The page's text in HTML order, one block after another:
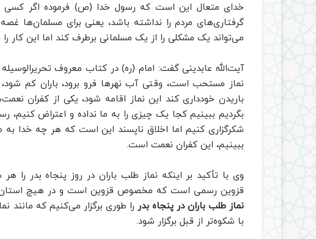
خدای متعال این است که رسول خدا (ص) فرموده اگر
گرفتاری‌های مردم را نداشته باشد، یعنی برای مسلمان‌ها غصه
می‌تواند یک مشکلی را از یک مسلمانی برطرف کند اما این کار
آیت‌الله عابدینی گفت: امام (ره) در کتاب معروف تحریرالوسیله
نماز مستحب است، وقتی آب نهرها فرو برود، باران کم
باریدن خودداری کند این نماز اقامه شود، یکی از کفران
بگردیم ببینیم کجا یک چیزی را به ما نداده و اعتراض
شکرگزاری کنیم اما اخلاق ناپسند این است که هر چه خدا به
ببینیم، این کفران نعمت است.
وی با تأکید بر اینکه نماز طلب باران در روز پنجاه بدر را هر
قزوین رسمی است که مخصوص قزوین است و در هیچ استان
نماز طلب باران در پنجاه بدر را طوری برگزار می‌کنیم که مانند
با شکوه‌تر از قبل برگزار شود.